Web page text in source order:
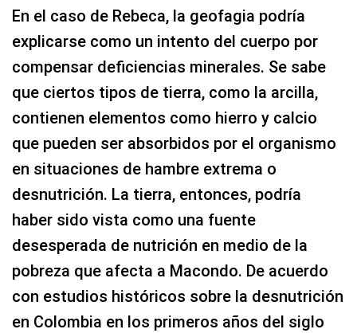
En el caso de Rebeca, la geofagia podría
explicarse como un intento del cuerpo por
compensar deficiencias minerales. Se sabe
que ciertos tipos de tierra, como la arcilla,
contienen elementos como hierro y calcio
que pueden ser absorbidos por el organismo
en situaciones de hambre extrema o
desnutrición. La tierra, entonces, podría
haber sido vista como una fuente
desesperada de nutrición en medio de la
pobreza que afecta a Macondo. De acuerdo
con estudios históricos sobre la desnutrición
en Colombia en los primeros años del siglo